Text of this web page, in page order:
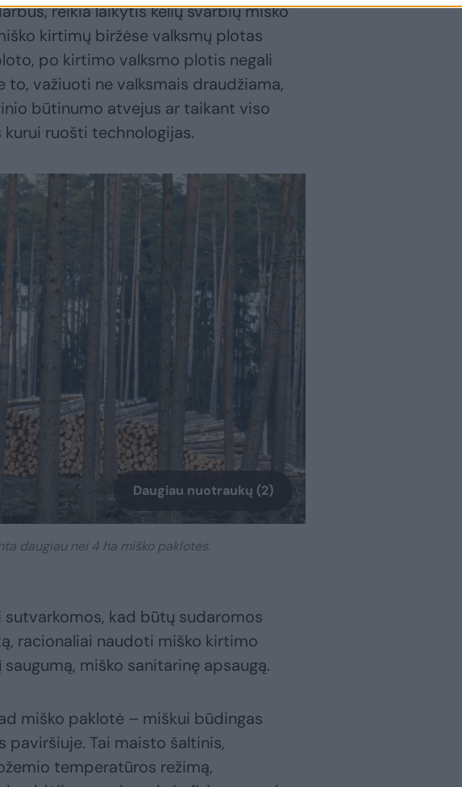
reikia laikytis kelių svarbių miško
kirtimų biržėse valksmų plotas
po kirtimo valksmo plotis negali
važiuoti ne valksmais draudžiama,
būtinumo atvejus ar taikant viso
ruošti technologijas.
Daugiau nuotraukų (2)
daugiau nei 4 ha miško paklotės.
kad būtų sudaromos
racionaliai naudoti miško kirtimo
miško sanitarinę apsaugą.
miško paklotė – miškui būdingas
paviršiuje. Tai maisto šaltinis,
temperatūros režimą,